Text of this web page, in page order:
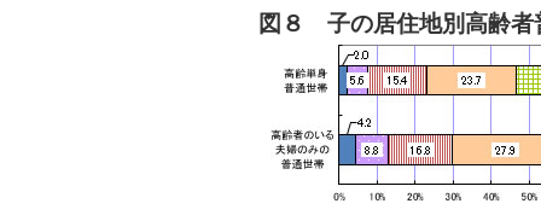
図８ 子の居住地別高齢者